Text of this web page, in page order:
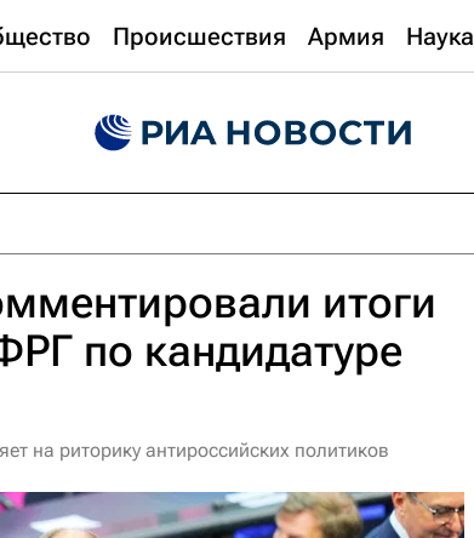
Происшествия Армия Наука
итоги
по кандидатуре
на риторику антироссийских политиков